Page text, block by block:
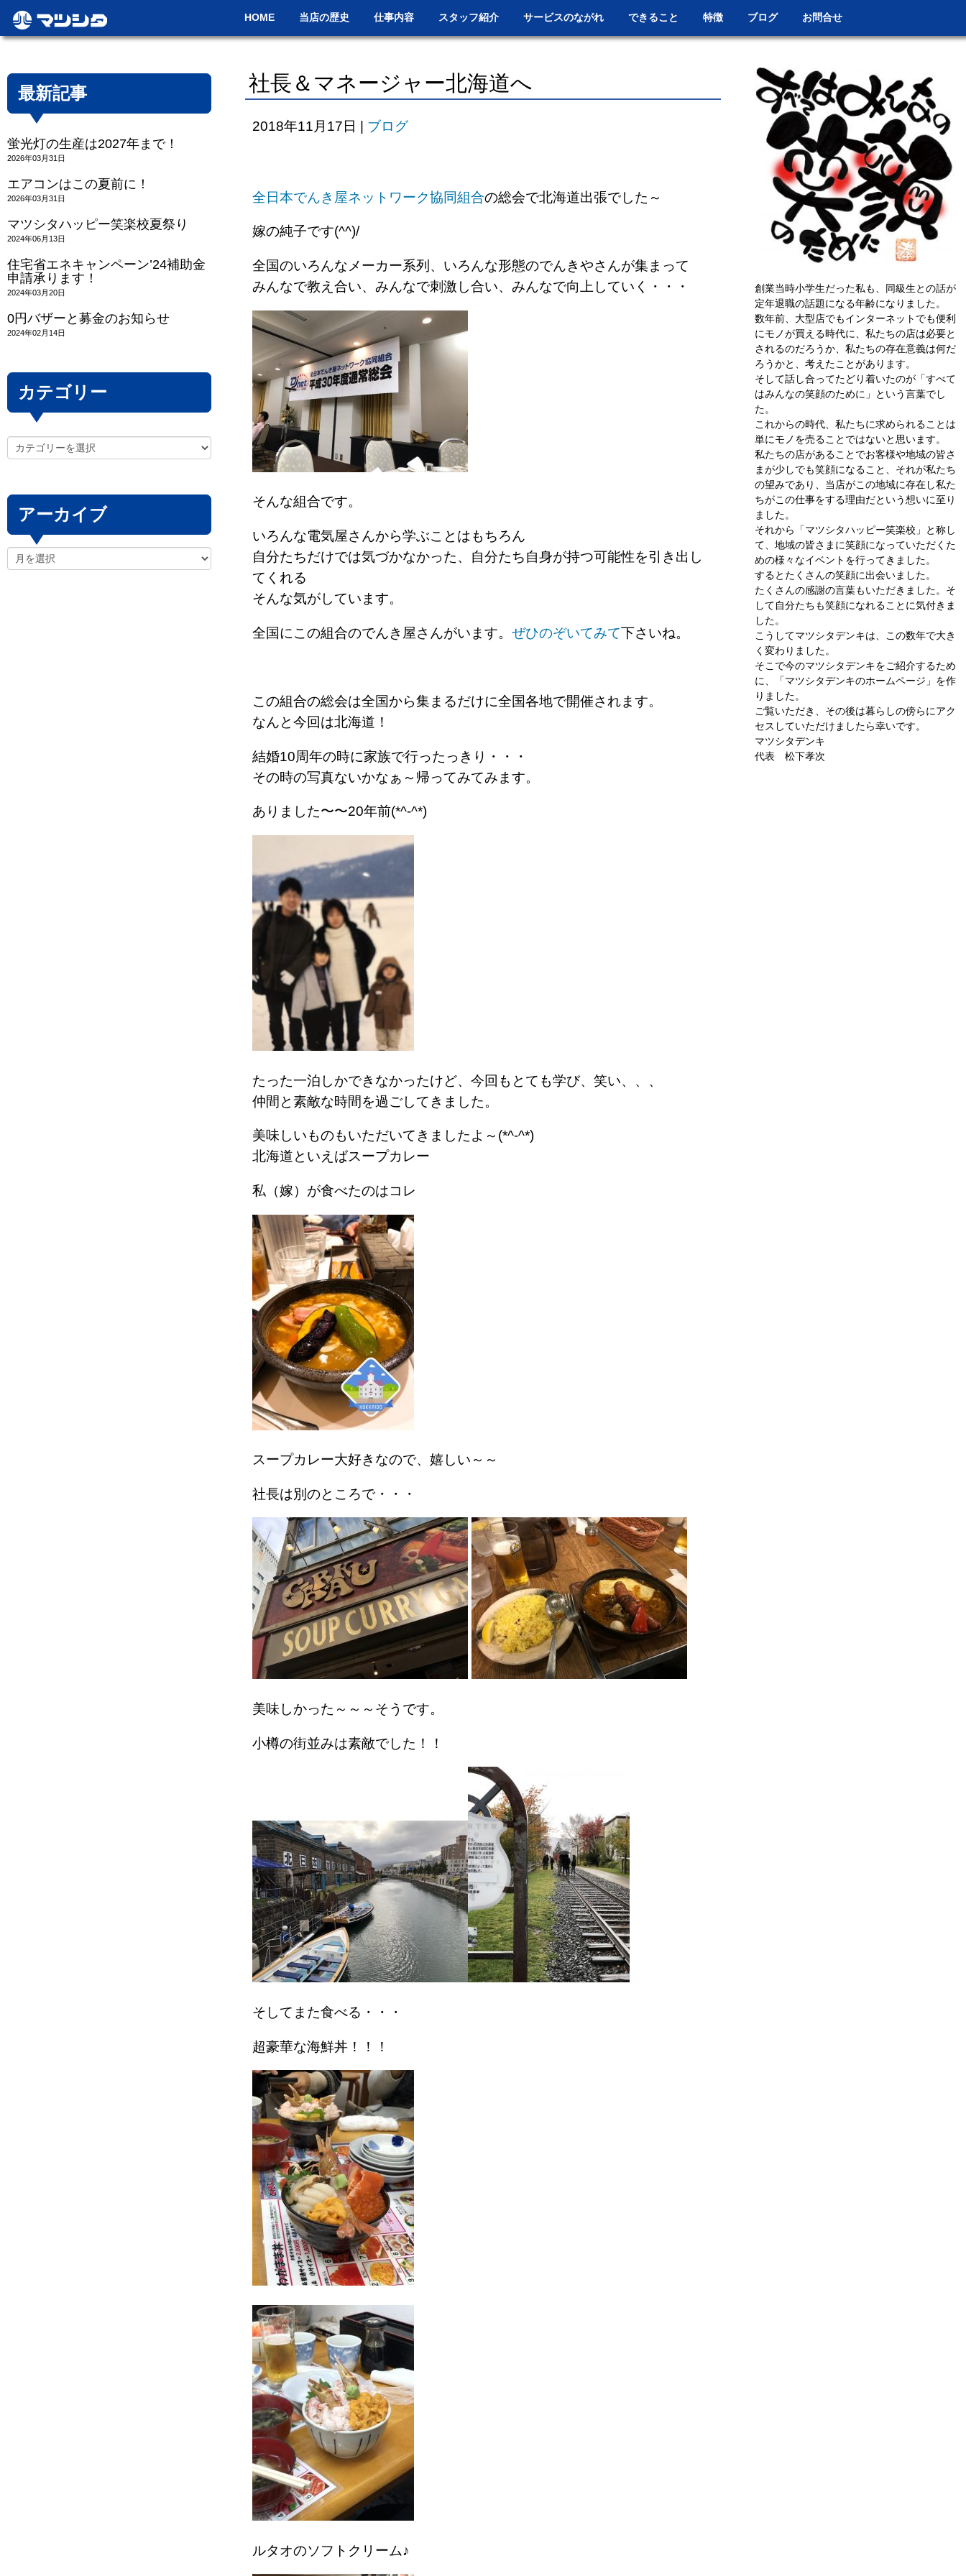
HOME 当店の歴史 仕事内容 スタッフ紹介 サービスのながれ できること 特徴 ブログ お問合せ
社長＆マネージャー北海道へ
2018年11月17日 ブログ
全日本でんき屋ネットワーク協同組合の総会で北海道出張でした～
嫁の純子です(^^)/
全国のいろんなメーカー系列、いろんな形態のでんきやさんが集まって
みんなで教え合い、みんなで刺激し合い、みんなで向上していく・・・
そんな組合です。
いろんな電気屋さんから学ぶことはもちろん
自分たちだけでは気づかなかった、自分たち自身が持つ可能性を引き出し
てくれる
そんな気がしています。
全国にこの組合のでんき屋さんがいます。 ぜひのぞいてみて下さいね。
この組合の総会は全国から集まるだけに全国各地で開催されます。
なんと今回は北海道！
結婚10周年の時に家族で行ったっきり・・・
その時の写真ないかなぁ～帰ってみてみます。
ありました〜〜20年前(*^-^*)
たった一泊しかできなかったけど、今回もとても学び、笑い、、、
仲間と素敵な時間を過ごしてきました。
美味しいものもいただいてきましたよ～(*^-^*)
北海道といえばスープカレー
私（嫁）が食べたのはコレ
スープカレー大好きなので、嬉しい～～
社長は別のところで・・・
美味しかった～～～そうです。
小樽の街並みは素敵でした！！
そしてまた食べる・・・
超豪華な海鮮丼！！！
ルタオのソフトクリーム♪
最新記事
蛍光灯の生産は2027年まで！
2026年03月31日
エアコンはこの夏前に！
2026年03月31日
マツシタハッピー笑楽校夏祭り
2024年06月13日
住宅省エネキャンペーン’24補助金
申請承ります！
2024年03月20日
0円バザーと募金のお知らせ
2024年02月14日
カテゴリー
アーカイブ
創業当時小学生だった私も、同級生との話が
定年退職の話題になる年齢になりました。
数年前、大型店でもインターネットでも便利
にモノが買える時代に、私たちの店は必要と
されるのだろうか、私たちの存在意義は何だ
ろうかと、考えたことがあります。
そして話し合ってたどり着いたのが「すべて
はみんなの笑顔のために」という言葉でし
た。
これからの時代、私たちに求められることは
単にモノを売ることではないと思います。
私たちの店があることでお客様や地域の皆さ
まが少しでも笑顔になること、それが私たち
の望みであり、当店がこの地域に存在し私た
ちがこの仕事をする理由だという想いに至り
ました。
それから「マツシタハッピー笑楽校」と称し
て、地域の皆さまに笑顔になっていただくた
めの様々なイベントを行ってきました。
するとたくさんの笑顔に出会いました。
たくさんの感謝の言葉もいただきました。そ
して自分たちも笑顔になれることに気付きま
した。
こうしてマツシタデンキは、この数年で大き
く変わりました。
そこで今のマツシタデンキをご紹介するため
に、「マツシタデンキのホームページ」を作
りました。
ご覧いただき、その後は暮らしの傍らにアク
セスしていただけましたら幸いです。
マツシタデンキ
代表 松下孝次